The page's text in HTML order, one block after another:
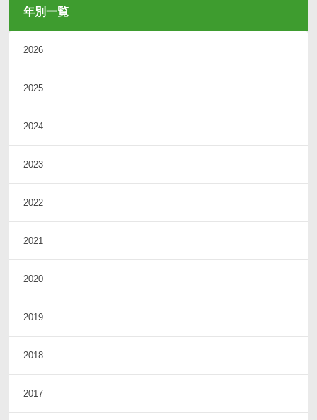
年別一覧
2026
2025
2024
2023
2022
2021
2020
2019
2018
2017